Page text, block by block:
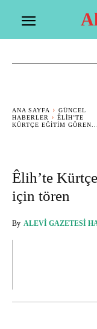
ANA SAYFA
GÜNCEL
HABERLER
ÊLIH’TE
KÜRTÇE EĞITIM GÖREN...
Êlih’te
için tören
By ALEVI GAZETESI